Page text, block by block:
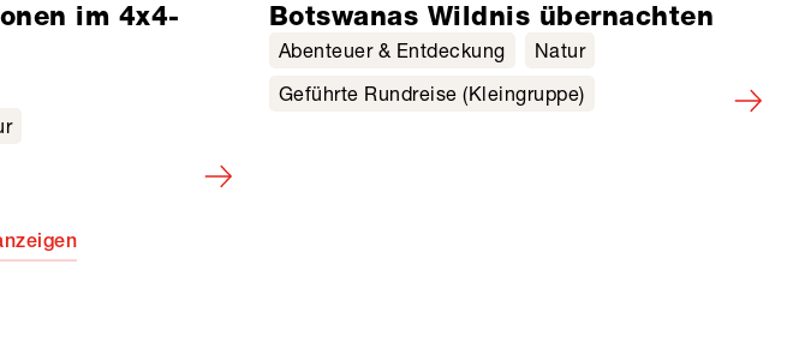
im 4x4-
Botswanas Wildnis übernachten
Abenteuer & Entdeckung
Natur
Geführte Rundreise (Kleingruppe)